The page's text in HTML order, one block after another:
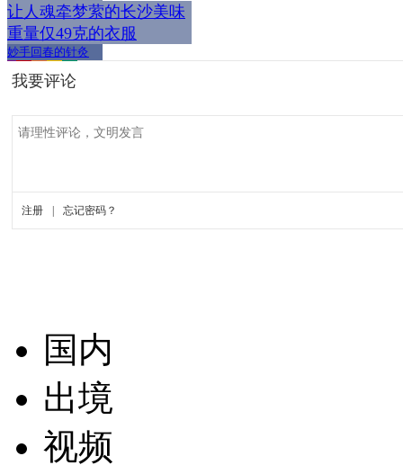
让人魂牵梦萦的长沙美味
重量仅49克的衣服
妙手回春的针灸
国内
出境
视频